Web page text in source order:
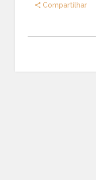
Compartilhar